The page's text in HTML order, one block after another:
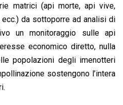
matrici (api morte, api vive,
da sottoporre ad analisi di
un monitoraggio sulle api
economico diretto, nulla
popolazioni degli imenotteri
sostengono l’intera